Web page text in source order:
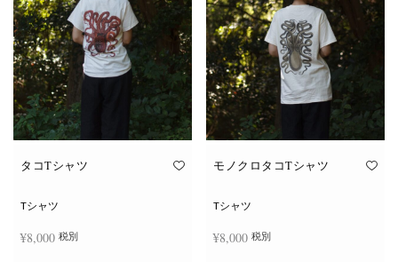
タコTシャツ
Tシャツ
¥8,000 税別
モノクロタコTシャツ
Tシャツ
¥8,000 税別